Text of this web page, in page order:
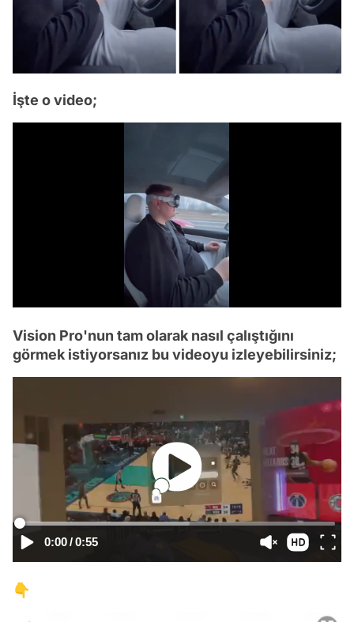
İşte o video;
Vision Pro'nun tam olarak nasıl çalıştığını
görmek istiyorsanız bu videoyu izleyebilirsiniz;
0:00/0:55
👇